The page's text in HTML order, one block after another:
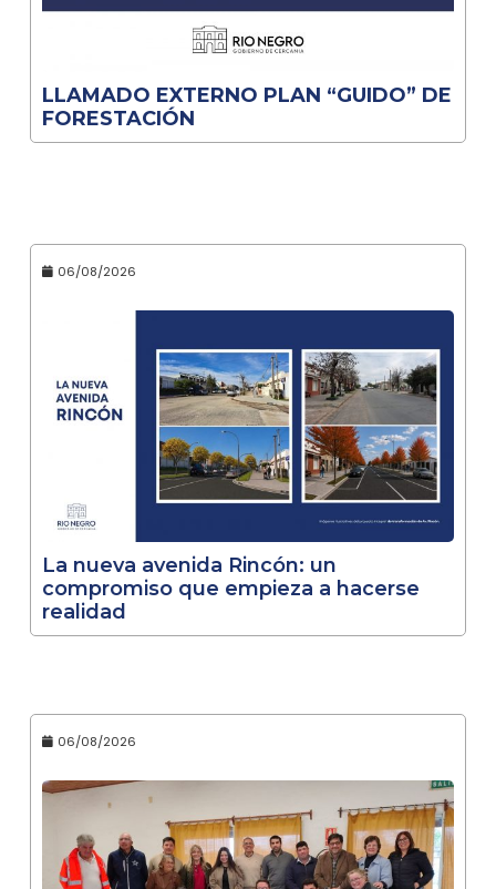
LLAMADO EXTERNO PLAN “GUIDO” DE
FORESTACIÓN
06/08/2026
La nueva avenida Rincón: un
compromiso que empieza a hacerse
realidad
06/08/2026